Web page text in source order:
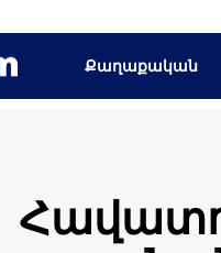
Քաղաքական